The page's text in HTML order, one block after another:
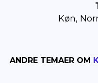
Køn,
ANDRE TEMAER OM